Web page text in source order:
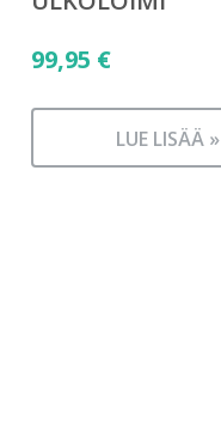
99,95 €
LUE LISÄÄ »